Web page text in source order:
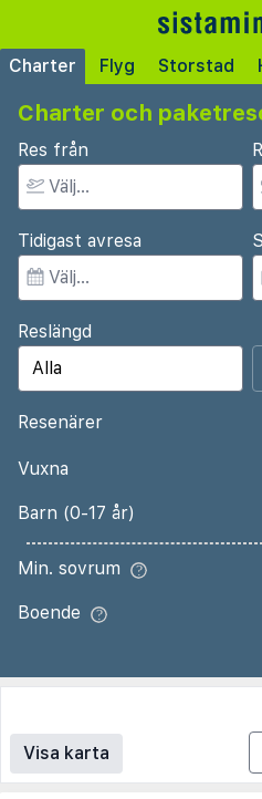
Charter Flyg Storstad
Charter och
Res från
Tidigast avresa
Reslängd
Resenärer
Vuxna
Barn (0-17 år)
Min. sovrum
Boende
Visa karta